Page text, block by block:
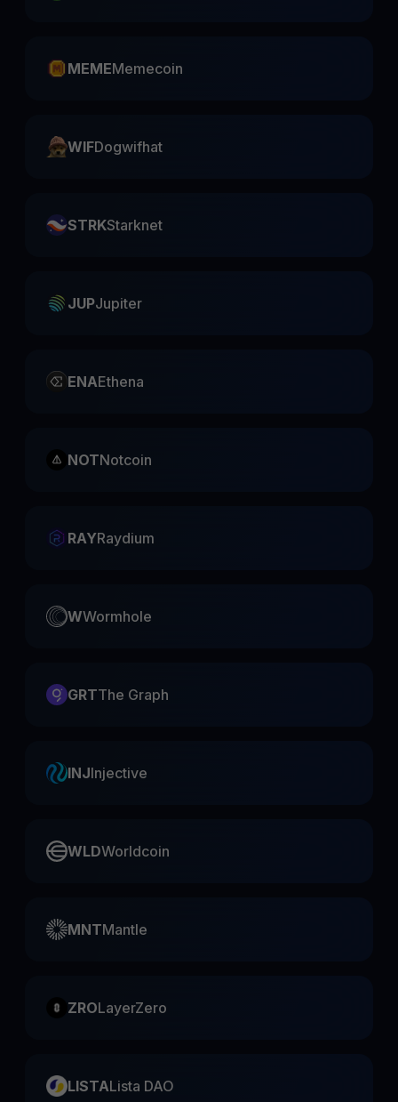
MEMEMemecoin
WIFDogwifhat
STRKStarknet
JUPJupiter
ENAEthena
NOTNotcoin
RAYRaydium
WWormhole
GRTThe Graph
INJInjective
WLDWorldcoin
MNTMantle
ZROLayerZero
LISTALista DAO